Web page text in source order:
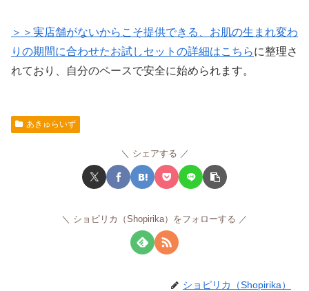
＞＞実店舗がないからこそ提供できる、お肌の生まれ変わ
りの期間に合わせたお試しセットの詳細はこちらに整理さ
れており、自分のペースで安全に始められます。
あきゅらいず
シェアする
ショピリカ（Shopirika）をフォローする
ショピリカ（Shopirika）